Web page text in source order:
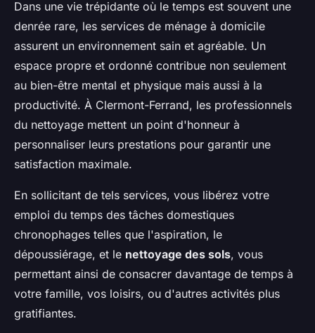
Dans une vie trépidante où le temps est souvent une
denrée rare, les services de ménage à domicile
assurent un environnement sain et agréable. Un
espace propre et ordonné contribue non seulement
au bien-être mental et physique mais aussi à la
productivité. À Clermont-Ferrand, les professionnels
du nettoyage mettent un point d'honneur à
personnaliser leurs prestations pour garantir une
satisfaction maximale.
En sollicitant de tels services, vous libérez votre
emploi du temps des tâches domestiques
chronophages telles que l'aspiration, le
dépoussiérage, et le nettoyage des sols, vous
permettant ainsi de consacrer davantage de temps à
votre famille, vos loisirs, ou d'autres activités plus
gratifiantes.